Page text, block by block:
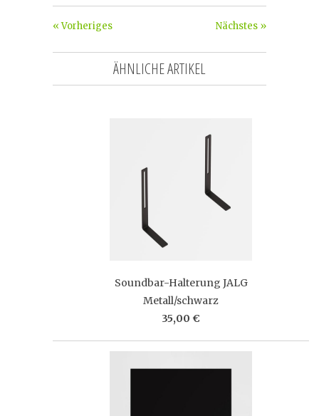
Nächstes »
« Vorheriges
ÄHNLICHE ARTIKEL
Soundbar-Halterung JALG
Metall/schwarz
35,00 €